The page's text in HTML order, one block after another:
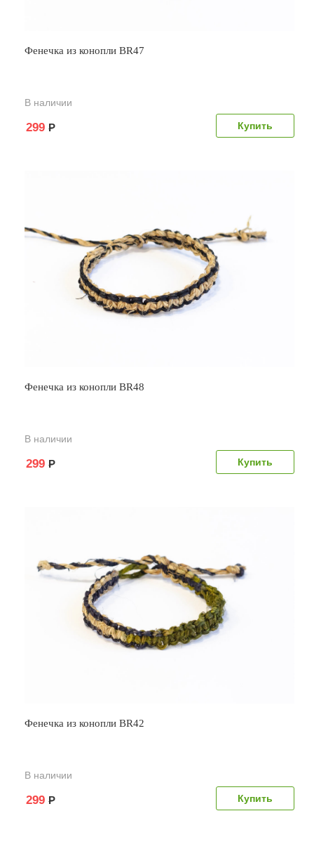
Фенечка из конопли BR47
В наличии
299 Р
Фенечка из конопли BR48
В наличии
299 Р
Фенечка из конопли BR42
В наличии
299 Р